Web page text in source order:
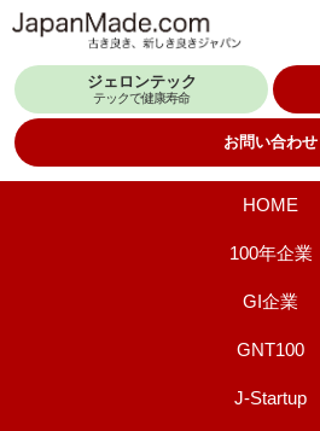
テ
ジェロンテック
テックで健康寿命
お問い合わせ
HOME
100年企業
GI企業
GNT100
J-Startup